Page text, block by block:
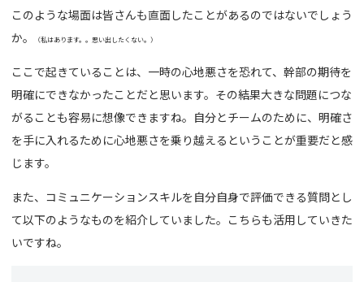
このような場面は皆さんも直面したことがあるのではないでしょう
か。
（私はあります。。思い出したくない。）
ここで起きていることは、一時の心地悪さを恐れて、幹部の期待を
明確にできなかったことだと思います。その結果大きな問題につな
がることも容易に想像できますね。自分とチームのために、明確さ
を手に入れるために心地悪さを乗り越えるということが重要だと感
じます。
また、コミュニケーションスキルを自分自身で評価できる質問とし
て以下のようなものを紹介していました。こちらも活用していきた
いですね。